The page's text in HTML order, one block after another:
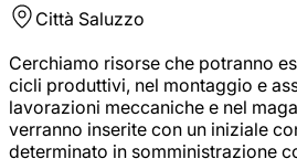
Città Saluzzo
Cerchiamo risorse che potranno
cicli produttivi, nel montaggio e
lavorazioni meccaniche e nel
verranno inserite con un iniziale
determinato in somministrazione